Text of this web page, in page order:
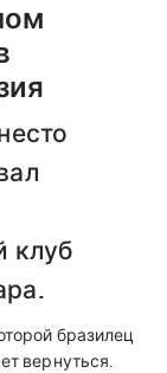
клуб
бразилец
вернуться.